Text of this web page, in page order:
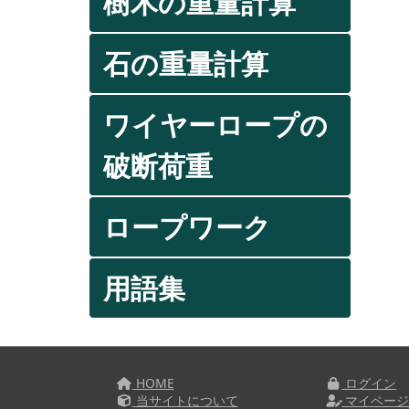
石の重量計算
ワイヤーロープの
破断荷重
ロープワーク
用語集
HOME
当サイトについて
ログイン
マイページ